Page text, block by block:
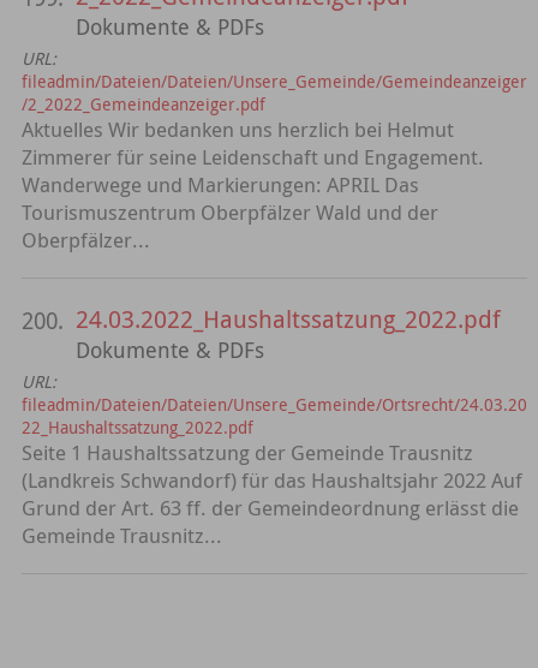
Dokumente & PDFs
URL:
fileadmin/Dateien/Dateien/Unsere_Gemeinde/Gemeindeanzeiger
/2_2022_Gemeindeanzeiger.pdf
Aktuelles Wir bedanken uns herzlich bei Helmut
Zimmerer für seine Leidenschaft und Engagement.
Wanderwege und Markierungen: APRIL Das
Tourismuszentrum Oberpfälzer Wald und der
Oberpfälzer...
200. 24.03.2022_Haushaltssatzung_2022.pdf
Dokumente & PDFs
URL:
fileadmin/Dateien/Dateien/Unsere_Gemeinde/Ortsrecht/24.03.20
22_Haushaltssatzung_2022.pdf
Seite 1 Haushaltssatzung der Gemeinde Trausnitz
(Landkreis Schwandorf) für das Haushaltsjahr 2022 Auf
Grund der Art. 63 ff. der Gemeindeordnung erlässt die
Gemeinde Trausnitz...